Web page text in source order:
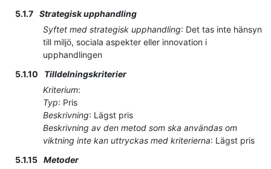
5.1.7 Strategisk upphandling
Syftet med strategisk upphandling: Det tas inte hänsyn
till miljö, sociala aspekter eller innovation i
upphandlingen
5.1.10
Tilldelningskriterier
Kriterium:
Typ: Pris
Beskrivning: Lägst pris
Beskrivning av den metod som ska användas om
viktning inte kan uttryckas med kriterierna: Lägst pris
5.1.15 Metoder